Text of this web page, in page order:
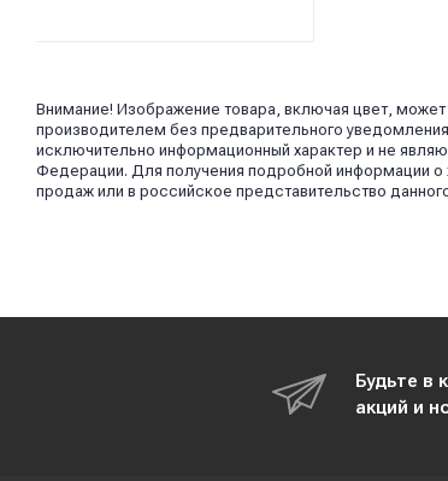
Внимание! Изображение товара, включая цвет,
производителем без предварительного
исключительно информационный характер и не
Федерации. Для получения подробной информации о
продаж или в российское представительство
Будьте в
акций и